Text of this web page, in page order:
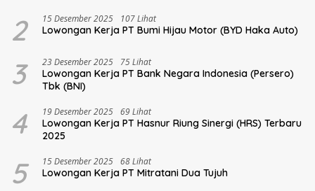
2 15 Desember 2025 107 Lihat
Lowongan Kerja PT Bumi Hijau Motor (BYD Haka Auto)
3 23 Desember 2025 75 Lihat
Lowongan Kerja PT Bank Negara Indonesia (Persero)
Tbk (BNI)
4 19 Desember 2025 69 Lihat
Lowongan Kerja PT Hasnur Riung Sinergi (HRS) Terbaru
2025
5 15 Desember 2025 68 Lihat
Lowongan Kerja PT Mitratani Dua Tujuh